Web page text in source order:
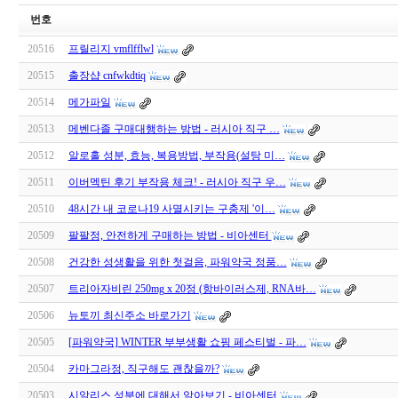
번호
20516 프릴리지 vmflfflwl
20515 출장샵 cnfwkdtiq
20514 메가파일
20513 메벤다졸 구매대행하는 방법 - 러시아 직구 …
20512 알로홀 성분, 효능, 복용방법, 부작용(설탕 미…
20511 이버멕틴 후기 부작용 체크! - 러시아 직구 우…
20510 48시간 내 코로나19 사멸시키는 구충제 '이…
20509 팔팔정, 안전하게 구매하는 방법 - 비아센터
20508 건강한 성생활을 위한 첫걸음, 파워약국 정품…
20507 트리아자비린 250mg x 20정 (항바이러스제, RNA바…
20506 뉴토끼 최신주소 바로가기
20505 [파워약국] WINTER 부부생활 쇼핑 페스티벌 - 파…
20504 카마그라정, 직구해도 괜찮을까?
20503 시알리스 성분에 대해서 알아보기 - 비아센터